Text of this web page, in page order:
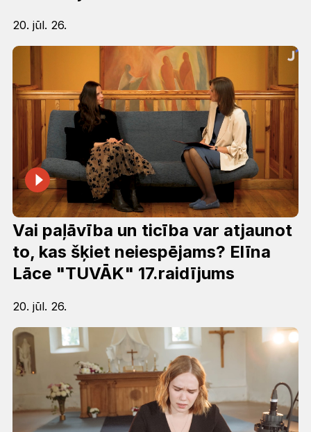
20. jūl. 26.
Vai paļāvība un ticība var atjaunot
to, kas šķiet neiespējams? Elīna
Lāce "TUVĀK" 17.raidījums
20. jūl. 26.